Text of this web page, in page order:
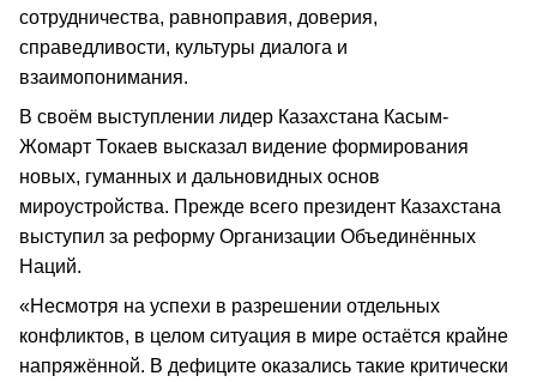
сотрудничества, равноправия, доверия,
справедливости, культуры диалога и
взаимопонимания.
В своём выступлении лидер Казахстана Касым-
Жомарт Токаев высказал видение формирования
новых, гуманных и дальновидных основ
мироустройства. Прежде всего президент Казахстана
выступил за реформу Организации Объединённых
Наций.
«Несмотря на успехи в разрешении отдельных
конфликтов, в целом ситуация в мире остаётся крайне
напряжённой. В дефиците оказались такие критически